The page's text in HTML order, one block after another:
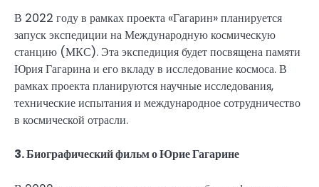
В 2022 году в рамках проекта «Гагарин» планируется
запуск экспедиции на Международную космическую
станцию (МКС). Эта экспедиция будет посвящена памяти
Юрия Гагарина и его вкладу в исследование космоса. В
рамках проекта планируются научные исследования,
технические испытания и международное сотрудничество
в космической отрасли.
3. Биографический фильм о Юрие Гагарине